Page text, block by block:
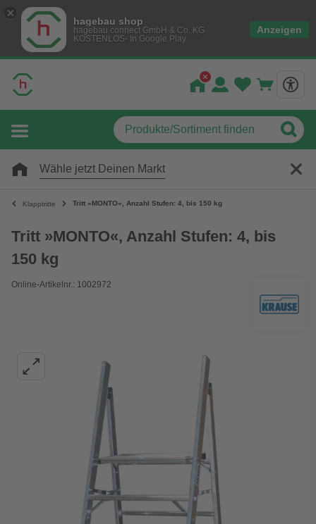
hagebau shop
hagebau connect GmbH & Co. KG
KOSTENLOS- In Google Play
Anzeigen
Wähle jetzt Deinen Markt
Klapptritte Tritt »MONTO«, Anzahl Stufen: 4, bis 150 kg
Tritt »MONTO«, Anzahl Stufen: 4, bis
150 kg
Online-Artikelnr.: 1002972